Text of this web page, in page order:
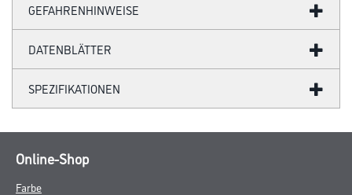
GEFAHRENHINWEISE
DATENBLÄTTER
SPEZIFIKATIONEN
Online-Shop
Farbe